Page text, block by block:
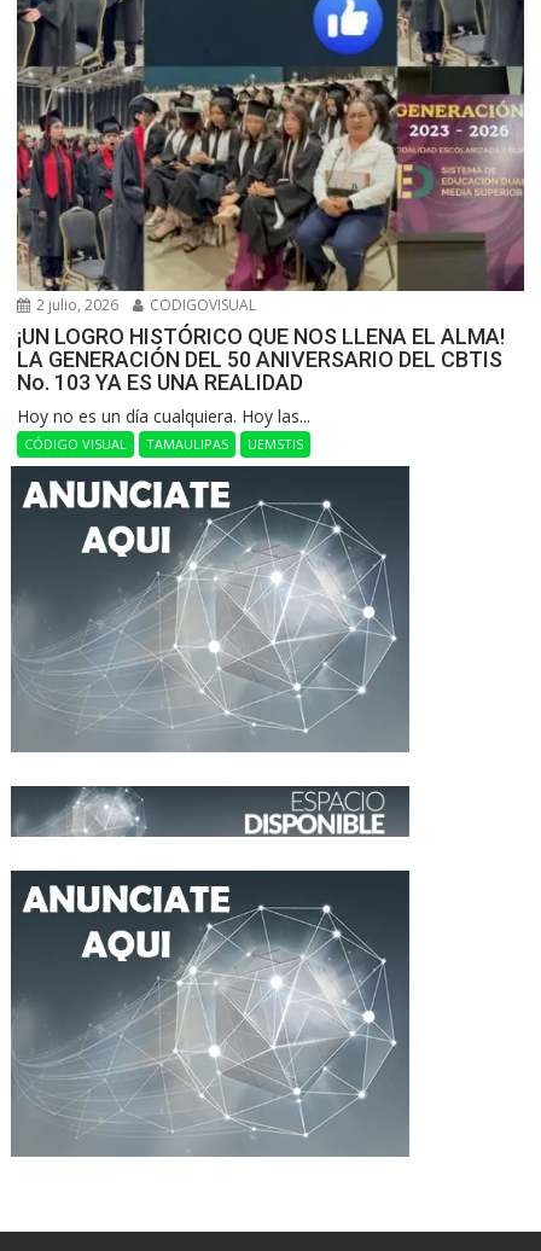
2 julio, 2026 CODIGOVISUAL
¡UN LOGRO HISTÓRICO QUE NOS LLENA EL ALMA!
LA GENERACIÓN DEL 50 ANIVERSARIO DEL CBTIS
No. 103 YA ES UNA REALIDAD
Hoy no es un día cualquiera. Hoy las...
CÓDIGO VISUAL TAMAULIPAS UEMSTIS